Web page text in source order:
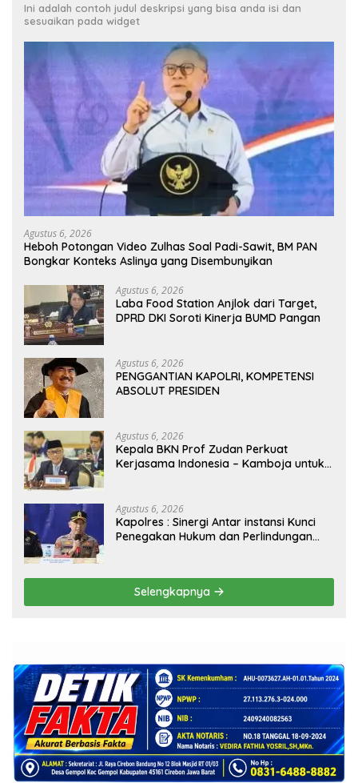
Ini adalah contoh judul deskripsi yang bisa anda isi dan
sesuaikan pada widget
Agustus 6, 2026
Heboh Potongan Video Zulhas Soal Padi-Sawit, BM PAN
Bongkar Konteks Aslinya yang Disembunyikan
Agustus 6, 2026
Laba Food Station Anjlok dari Target,
DPRD DKI Soroti Kinerja BUMD Pangan
Agustus 6, 2026
PENGGANTIAN KAPOLRI, KOMPETENSI
ABSOLUT PRESIDEN
Agustus 6, 2026
Kepala BKN Prof Zudan Perkuat
Kerjasama Indonesia – Kamboja untuk
Agustus 6, 2026
Kapolres : Sinergi Antar instansi Kunci
Penegakan Hukum dan Perlindungan
Davidson Bekas.
Selengkapnya